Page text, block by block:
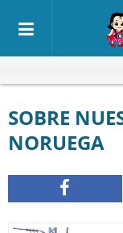
SOBRE NUESTRA PRIMERA VEZ EN
NORUEGA